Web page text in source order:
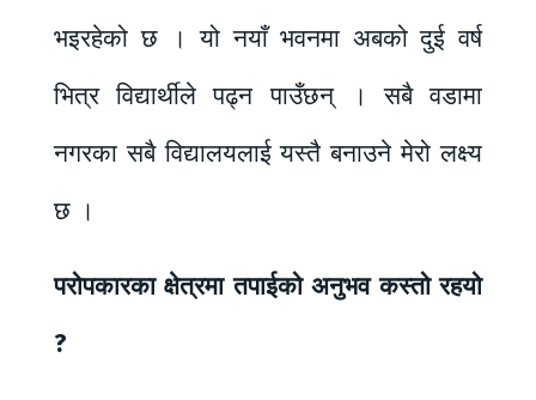
भइरहेको छ । यो नयाँ भवनमा अबको दुई वर्ष
भित्र विद्यार्थीले पढ्न पाउँछन् । सबै वडामा
नगरका सबै विद्यालयलाई यस्तै बनाउने मेरो लक्ष्य
छ ।
परोपकारका क्षेत्रमा तपाईको अनुभव कस्तो रहयो
?